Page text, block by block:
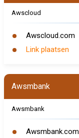
Awscloud
Awscloud.com
Link plaatsen
Awsmbank
Awsmbank
Awsmbank.com